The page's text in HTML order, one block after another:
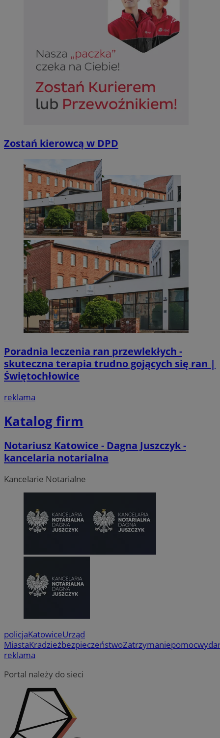
Zostań kierowcą w DPD
Poradnia leczenia ran przewlekłych -
skuteczna terapia trudno gojących się ran |
Świętochłowice
reklama
Katalog firm
Notariusz Katowice - Dagna Juszczyk -
kancelaria notarialna
Kancelarie Notarialne
policjaKatowiceUrząd
MiastaKradzieżbezpieczeństwoZatrzymaniepomoc
reklama
Portal należy do sieci